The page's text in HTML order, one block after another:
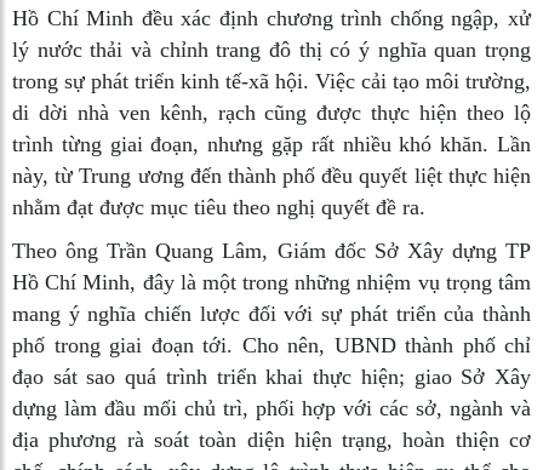
Hồ Chí Minh đều xác định chương trình chống ngập, xử
lý nước thải và chỉnh trang đô thị có ý nghĩa quan trọng
trong sự phát triển kinh tế-xã hội. Việc cải tạo môi trường,
di dời nhà ven kênh, rạch cũng được thực hiện theo lộ
trình từng giai đoạn, nhưng gặp rất nhiều khó khăn. Lần
này, từ Trung ương đến thành phố đều quyết liệt thực hiện
nhằm đạt được mục tiêu theo nghị quyết đề ra.
Theo ông Trần Quang Lâm, Giám đốc Sở Xây dựng TP
Hồ Chí Minh, đây là một trong những nhiệm vụ trọng tâm
mang ý nghĩa chiến lược đối với sự phát triển của thành
phố trong giai đoạn tới. Cho nên, UBND thành phố chỉ
đạo sát sao quá trình triển khai thực hiện; giao Sở Xây
dựng làm đầu mối chủ trì, phối hợp với các sở, ngành và
địa phương rà soát toàn diện hiện trạng, hoàn thiện cơ